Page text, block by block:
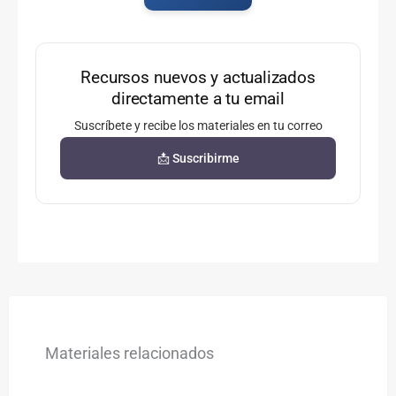
Recursos nuevos y actualizados
directamente a tu email
Suscríbete y recibe los materiales en tu correo
📩 Suscribirme
Materiales relacionados